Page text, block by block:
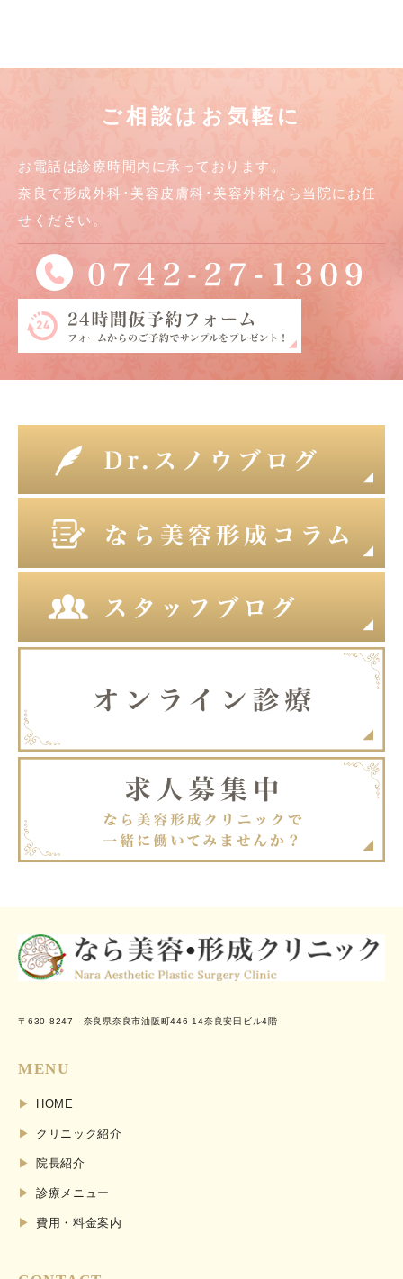
ご相談はお気軽に
お電話は診療時間内に承っております。
奈良で形成外科･美容皮膚科･美容外科なら当院にお任
せください。
〒630-8247 奈良県奈良市油阪町446-14奈良安田ビル4階
MENU
HOME
クリニック紹介
院長紹介
診療メニュー
費用・料金案内